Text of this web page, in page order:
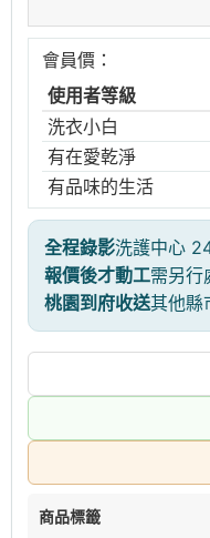
會員價：
使用者等級
洗衣小白
有在愛乾淨
有品味的生活
全程錄影洗護中心
報價後才動工需另行
桃園到府收送其他縣
商品標籤